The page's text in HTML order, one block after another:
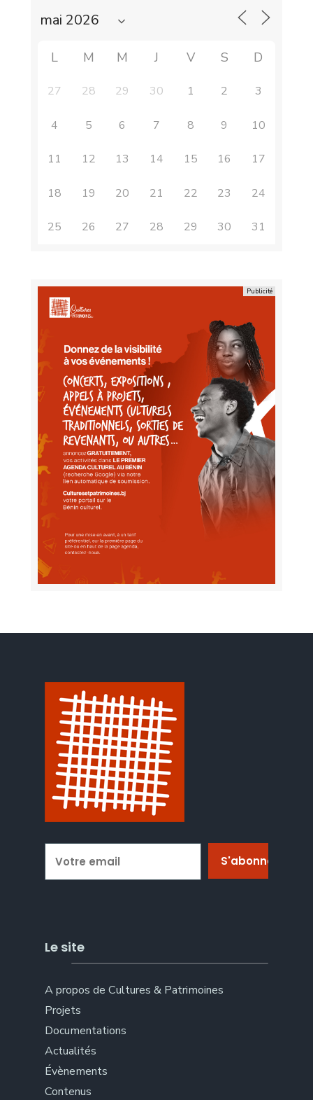
L M M J V S D
27 28 29 30 1 2 3
4 5 6 7 8 9 10
11 12 13 14 15 16 17
18 19 20 21 22 23 24
25 26 27 28 29 30 31
Le site
A propos de Cultures & Patrimoines
Projets
Documentations
Actualités
Évènements
Contenus